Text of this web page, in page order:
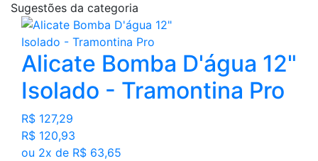
Sugestões da categoria
Alicate Bomba D'água 12"
Isolado - Tramontina Pro
R$ 127,29
R$ 120,93
ou 2x de R$ 63,65